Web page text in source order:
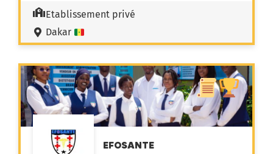
Etablissement privé
Dakar
EFOSANTE